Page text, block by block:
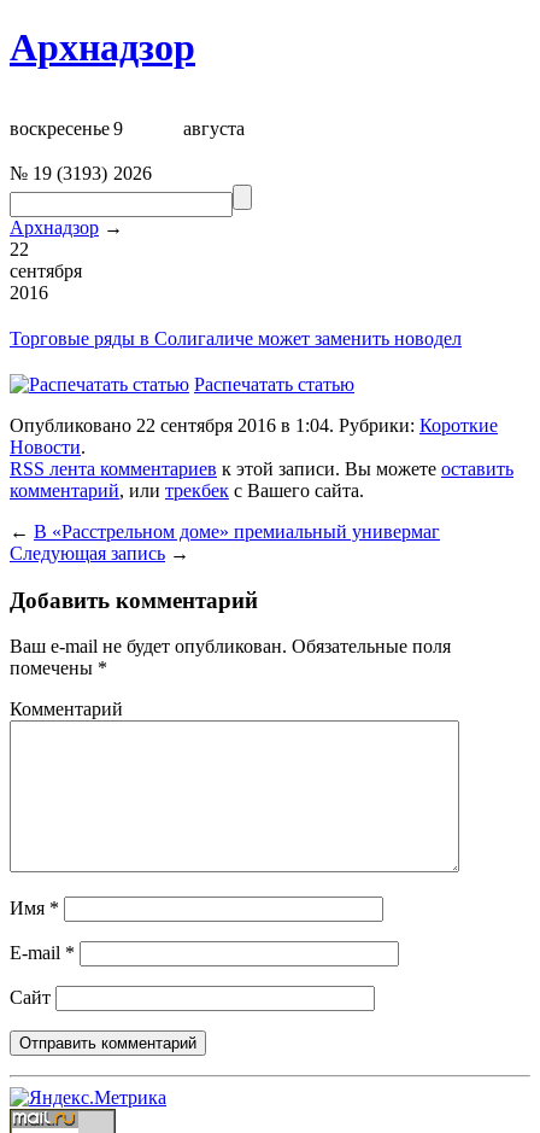
Архнадзор
воскресенье9 августа
№ 19 (3193) 2026
Архнадзор →
22
сентября
2016
Торговые ряды в Солигаличе может заменить новодел
Распечатать статью
Опубликовано 22 сентября 2016 в 1:04. Рубрики: Короткие
Новости.
RSS лента комментариев к этой записи. Вы можете оставить
комментарий, или трекбек с Вашего сайта.
← В «Расстрельном доме» премиальный универмаг
Следующая запись →
Добавить комментарий
Ваш e-mail не будет опубликован. Обязательные поля
помечены *
Комментарий
Имя *
E-mail *
Сайт